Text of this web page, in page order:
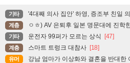
기타 '4대째 의사 집안' 하영, 증조부 친일 의혹
계층 ㅇㅎ) AV 은퇴후 일본 명문대에 진학
기타 운전자 99퍼가 모르는 상식 [47]
계층 스마트 트렁크 대참사 [18]
유머 강남 엄마가 이상화와 결혼을 반대한